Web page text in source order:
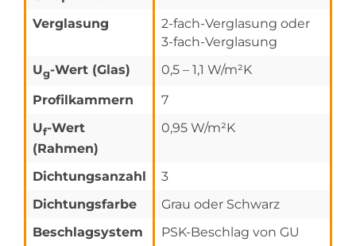
Verglasung
2-fach-Verglasung oder
3-fach-Verglasung
Ug-Wert (Glas)
0,5 – 1,1 W/m²K
Profilkammern
7
Uf-Wert
(Rahmen)
0,95 W/m²K
Dichtungsanzahl
3
Dichtungsfarbe
Grau oder Schwarz
Beschlagsystem
PSK-Beschlag von GU